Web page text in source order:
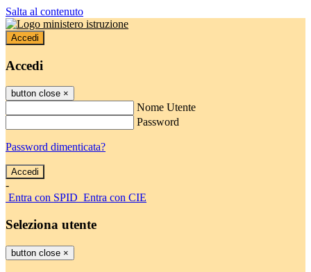
Salta al contenuto
Accedi
Accedi
button close ×
Nome Utente
Password
Password dimenticata?
-
Entra con SPID Entra con CIE
Seleziona utente
button close ×